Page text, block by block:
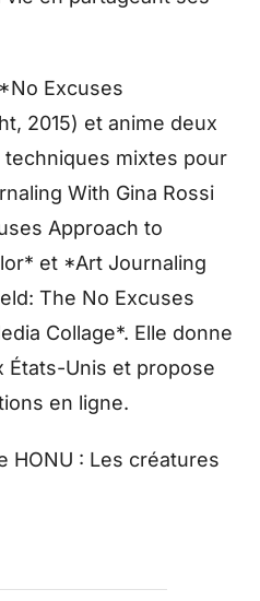
Excuses
2015) et anime deux
mixtes pour
With Gina Rossi
Approach to
et *Art Journaling
The No Excuses
Collage*. Elle donne
États-Unis et propose
en ligne.
HONU : Les créatures